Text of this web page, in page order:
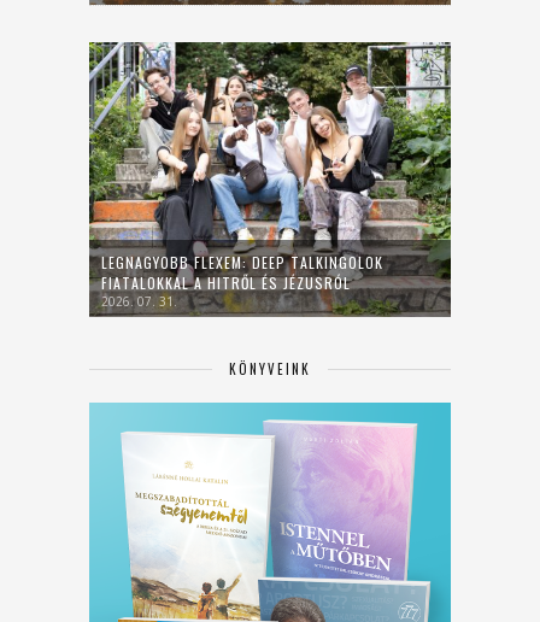
LEGNAGYOBB FLEXEM: DEEP TALKINGOLOK
FIATALOKKAL A HITRŐL ÉS JÉZUSRÓL
2026. 07. 31.
KÖNYVEINK